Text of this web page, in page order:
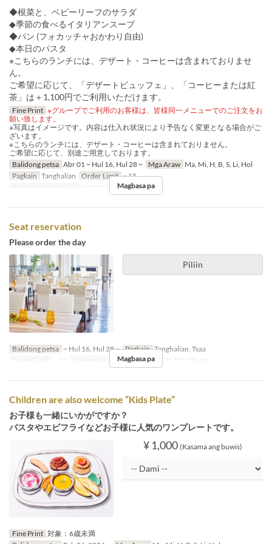
◆根菜と、ベビーリーフのサラダ
◆季節の食べるイタリアンスープ
◆パン (フォカッチャおかわり自由)
◆本日のパスタ
※こちらのランチには、デザート・コーヒーは含まれておりませ
ん。
ご希望に応じて、「デザートビュッフェ」、「コーヒーまたは紅
茶」は＋1,100円でご利用いただけます。
Fine Print ※グループでご利用のお客様は、皆様同一メニューでのご注文をお
願い致します。
※写真はイメージです。内容は仕入れ状況により予告なく変更となる場合がご
ざいます。
※こちらのランチには、デザート・コーヒーは含まれておりません。
ご希望に応じて、別途ご用意しております。
Balidong petsa Abr 01 ~ Hul 16, Hul 28 ~ Mga Araw Ma, Mi, H, B, S, Li, Hol
Pagkain Tanghalian Order Limit ~ 15
Kategorya ng Upuan
GIANCALDO3Theat
Magbasa pa
Seat reservation
Please order the day
Piliin
Balidong petsa ~ Hul 16, Hul 28 ~ Pagkain Tanghalian, Tsaa
Order Limit
~ 10 Kategorya ng Upuan GIANCALDO3Theat
Magbasa pa
Children are also welcome “Kids Plate”
お子様も一緒にいかがですか？
パスタやエビフライなどお子様に人気のワンプレートです。
¥ 1,000 (Kasama ang buwis)
Fine Print 対象：6歳未満